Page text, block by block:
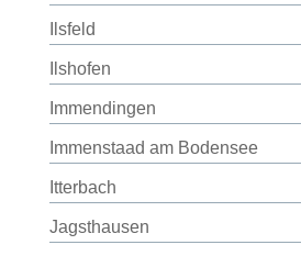
Ilsfeld
Ilshofen
Immendingen
Immenstaad am Bodensee
Itterbach
Jagsthausen